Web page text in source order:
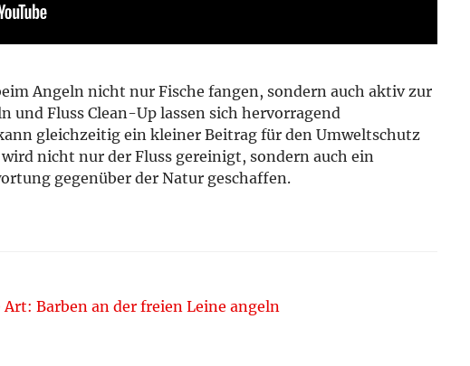
Angeln nicht nur Fische fangen, sondern auch aktiv zur
und Fluss Clean-Up lassen sich hervorragend
gleichzeitig ein kleiner Beitrag für den Umweltschutz
nicht nur der Fluss gereinigt, sondern auch ein
gegenüber der Natur geschaffen.
Art: Barben an der freien Leine angeln